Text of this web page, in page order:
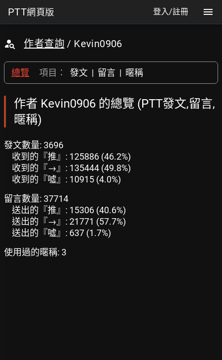
PTT網頁版 登入/註冊
作者查詢 / Kevin0906
總覽 項目： 發文 | 留言 | 暱稱
作者 Kevin0906 的總覽 (PTT發文,留言,
暱稱)
發文數量: 3696
收到的『推』: 125886 (46.2%)
收到的『→』: 135444 (49.8%)
收到的『噓』: 10915 (4.0%)
留言數量: 37714
送出的『推』: 15306 (40.6%)
送出的『→』: 21771 (57.7%)
送出的『噓』: 637 (1.7%)
使用過的暱稱: 3